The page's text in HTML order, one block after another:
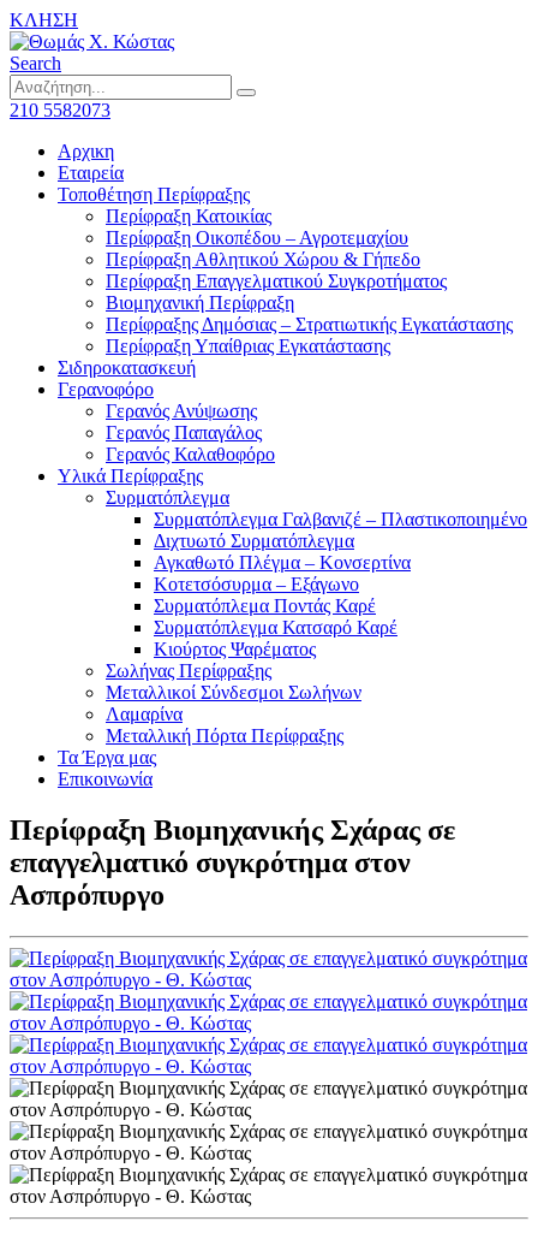
ΚΛΗΣΗ
Search
210 5582073
Αρχικη
Εταιρεία
Τοποθέτηση Περίφραξης
Περίφραξη Κατοικίας
Περίφραξη Οικοπέδου – Αγροτεμαχίου
Περίφραξη Αθλητικού Χώρου & Γήπεδο
Περίφραξη Επαγγελματικού Συγκροτήματος
Βιομηχανική Περίφραξη
Περίφραξης Δημόσιας – Στρατιωτικής Εγκατάστασης
Περίφραξη Υπαίθριας Εγκατάστασης
Σιδηροκατασκευή
Γερανοφόρο
Γερανός Ανύψωσης
Γερανός Παπαγάλος
Γερανός Καλαθοφόρο
Υλικά Περίφραξης
Συρματόπλεγμα
Συρματόπλεγμα Γαλβανιζέ – Πλαστικοποιημένο
Διχτυωτό Συρματόπλεγμα
Αγκαθωτό Πλέγμα – Κονσερτίνα
Κοτετσόσυρμα – Εξάγωνο
Συρματόπλεμα Ποντάς Καρέ
Συρματόπλεγμα Κατσαρό Καρέ
Κιούρτος Ψαρέματος
Σωλήνας Περίφραξης
Μεταλλικοί Σύνδεσμοι Σωλήνων
Λαμαρίνα
Μεταλλική Πόρτα Περίφραξης
Τα Έργα μας
Επικοινωνία
Περίφραξη Βιομηχανικής Σχάρας σε
επαγγελματικό συγκρότημα στον
Ασπρόπυργο